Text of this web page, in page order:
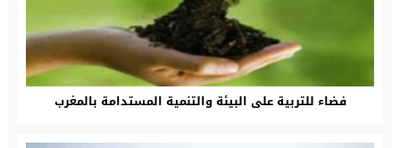
فضاء للتربية على البيئة والتنمية المستدامة بالمغرب